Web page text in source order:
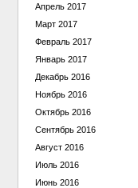
Апрель 2017
Март 2017
Февраль 2017
Январь 2017
Декабрь 2016
Ноябрь 2016
Октябрь 2016
Сентябрь 2016
Август 2016
Июль 2016
Июнь 2016